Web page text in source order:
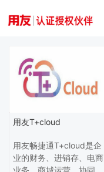
用友T+cloud
用友畅捷通T+cloud是企
业的财务、进销存、电商
业务、商城运营、协同办